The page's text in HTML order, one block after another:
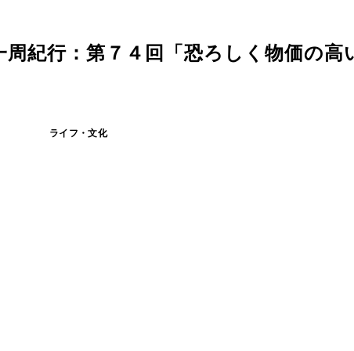
周紀行：第７４回「恐ろしく物価の高
ライフ・文化